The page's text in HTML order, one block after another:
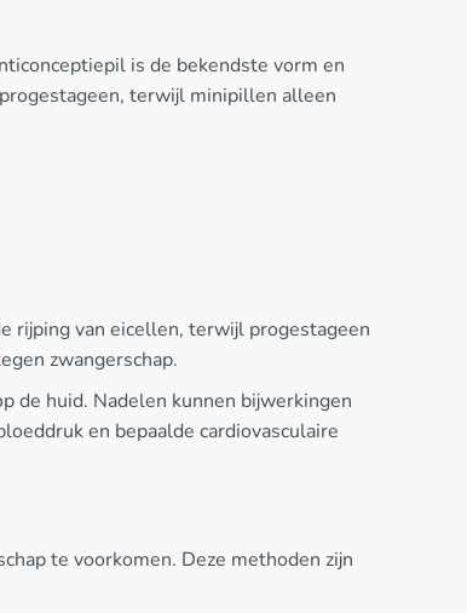
is de bekendste vorm en
terwijl minipillen alleen
rijping van eicellen, terwijl progestageen
zwangerschap.
de huid. Nadelen kunnen bijwerkingen
en bepaalde cardiovasculaire
te voorkomen. Deze methoden zijn